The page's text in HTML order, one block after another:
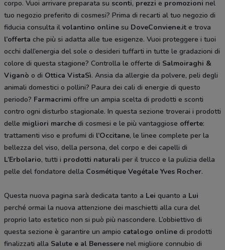
corpo. Vuoi arrivare preparata su sconti, prezzi e promozioni nel
tuo negozio preferito di cosmesi? Prima di recarti al tuo negozio di
fiducia consulta il volantino online su DoveConviene.it e trova
l’offerta che più si adatta alle tue esigenze. Vuoi proteggere i tuoi
occhi dall’energia del sole o desideri tuffarti in tutte le gradazioni di
colore di questa stagione? Controlla le offerte di Salmoiraghi &
Viganò o di Ottica VistaSì. Ansia da allergie da polvere, peli degli
animali domestici o pollini? Paura dei cali di energie di questo
periodo? Farmacrimi offre un ampia scelta di prodotti e sconti
contro ogni disturbo stagionale. In questa sezione troverai i prodotti
delle migliori marche di cosmesi e le più vantaggiose offerte:
trattamenti viso e profumi di l’Occitane, le linee complete per la
bellezza del viso, della persona, del corpo e dei capelli di
L’Erbolario, tutti i prodotti naturali per il trucco e la pulizia della
pelle del fondatore della Cosmétique Vegétale Yves Rocher.
Questa nuova pagina sarà dedicata tanto a Lei quanto a Lui
perché ormai la nuova attenzione dei maschietti alla cura del
proprio lato estetico non si può più nascondere. L’obbiettivo di
questa sezione è garantire un ampio catalogo online di prodotti
finalizzati alla Salute e al Benessere nel migliore connubio di